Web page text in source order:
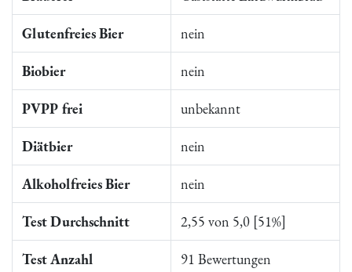
Glutenfreies Bier nein
Biobier nein
PVPP frei unbekannt
Diätbier nein
Alkoholfreies Bier nein
Test Durchschnitt 2,55 von 5,0 [51%]
Test Anzahl 91 Bewertungen